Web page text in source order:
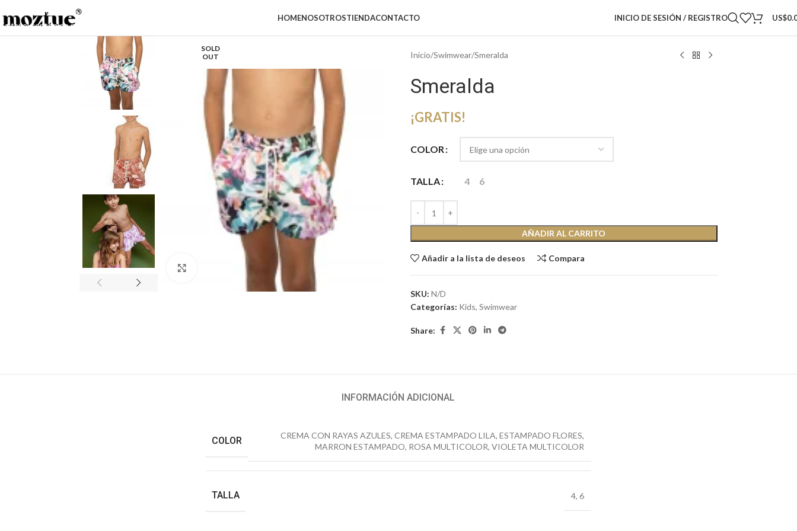
Saltar a la navegación
Saltar al contenido principal
HOMENOSOTROSTIENDACONTACTO INICIO DE SESIÓN / REGISTRO US$
SOLD
OUT
Haga clic para ampliar
Inicio Swimwear Smeralda
Smeralda
¡GRATIS!
COLOR
TALLA 4 6
AÑADIR AL CARRITO
Añadir a la lista de deseos Compara
SKU: N/D
Categorías: Kids, Swimwear
Share:
INFORMACIÓN ADICIONAL
COLOR CREMA CON RAYAS AZULES, CREMA ESTAMPADO LILA, ESTAMPADO FLORES,
MARRON ESTAMPADO, ROSA MULTICOLOR, VIOLETA MULTICOLOR
TALLA 4, 6